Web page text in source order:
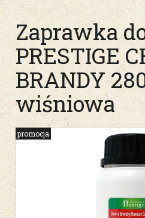
Zaprawka
PRESTIGE
BRANDY
wiśniowa
promocja